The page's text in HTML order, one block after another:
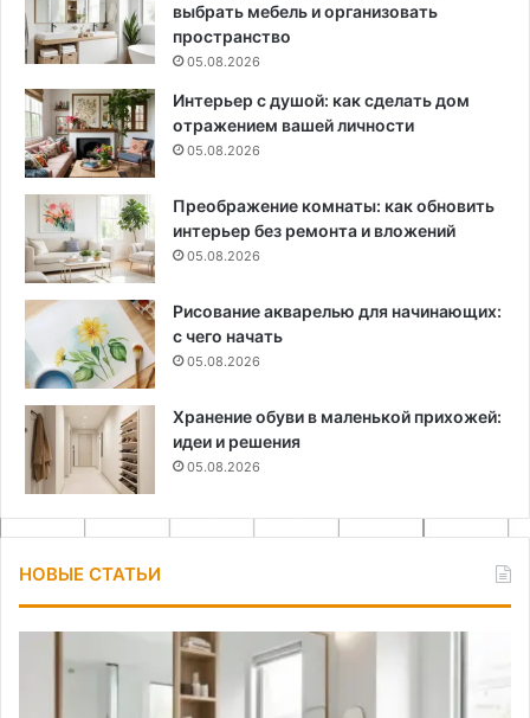
выбрать мебель и организовать
пространство
05.08.2026
Интерьер с душой: как сделать дом
отражением вашей личности
05.08.2026
Преображение комнаты: как обновить
интерьер без ремонта и вложений
05.08.2026
Рисование акварелью для начинающих:
с чего начать
05.08.2026
Хранение обуви в маленькой прихожей:
идеи и решения
05.08.2026
НОВЫЕ СТАТЬИ